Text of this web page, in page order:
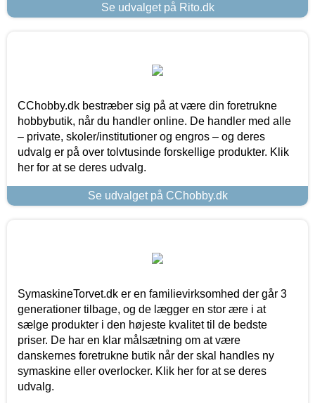
Se udvalget på Rito.dk
CChobby.dk bestræber sig på at være din foretrukne
hobbybutik, når du handler online. De handler med alle
– private, skoler/institutioner og engros – og deres
udvalg er på over tolvtusinde forskellige produkter. Klik
her for at se deres udvalg.
Se udvalget på CChobby.dk
SymaskineTorvet.dk er en familievirksomhed der går 3
generationer tilbage, og de lægger en stor ære i at
sælge produkter i den højeste kvalitet til de bedste
priser. De har en klar målsætning om at være
danskernes foretrukne butik når der skal handles ny
symaskine eller overlocker. Klik her for at se deres
udvalg.